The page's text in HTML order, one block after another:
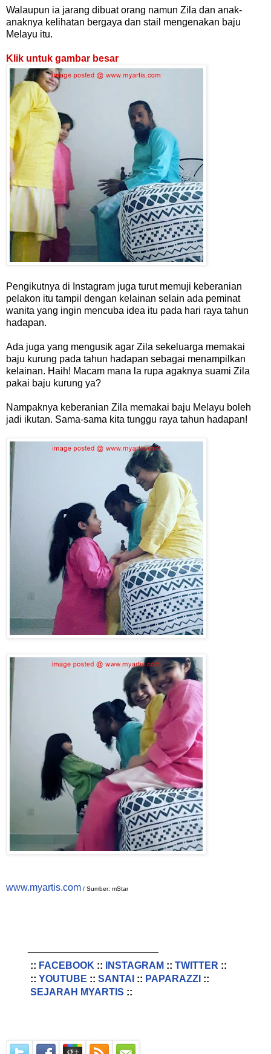
Walaupun ia jarang dibuat orang namun Zila dan anak-
anaknya kelihatan bergaya dan stail mengenakan baju
Melayu itu.
Klik untuk gambar besar
Pengikutnya di Instagram juga turut memuji keberanian
pelakon itu tampil dengan kelainan selain ada peminat
wanita yang ingin mencuba idea itu pada hari raya tahun
hadapan.
Ada juga yang mengusik agar Zila sekeluarga memakai
baju kurung pada tahun hadapan sebagai menampilkan
kelainan. Haih! Macam mana la rupa agaknya suami Zila
pakai baju kurung ya?
Nampaknya keberanian Zila memakai baju Melayu boleh
jadi ikutan. Sama-sama kita tunggu raya tahun hadapan!
www.myartis.com / Sumber: mStar
:: FACEBOOK :: INSTAGRAM :: TWITTER ::
:: YOUTUBE :: SANTAI :: PAPARAZZI ::
SEJARAH MYARTIS ::